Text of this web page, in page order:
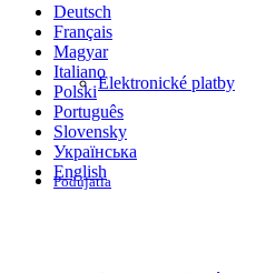
Elektronické platby
Podujatia
Deutsch
Français
Magyar
Italiano
Polski
Português
Slovensky
Українська
English